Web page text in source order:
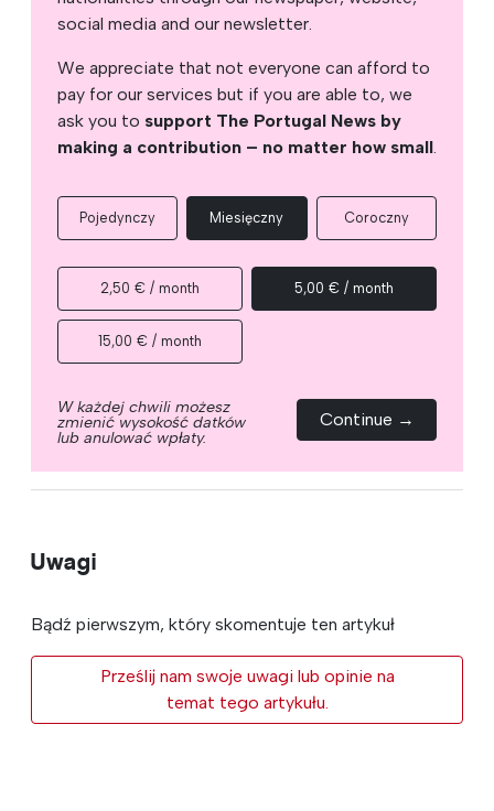
social media and our newsletter.
We appreciate that not everyone can afford to
pay for our services but if you are able to, we
ask you to support The Portugal News by
making a contribution – no matter how small.
Pojedynczy Miesięczny Coroczny
2,50 € / month 5,00 € / month
15,00 € / month
W każdej chwili możesz
zmienić wysokość datków
lub anulować wpłaty.
Continue →
Uwagi
Bądź pierwszym, który skomentuje ten artykuł
Prześlij nam swoje uwagi lub opinie na
temat tego artykułu.